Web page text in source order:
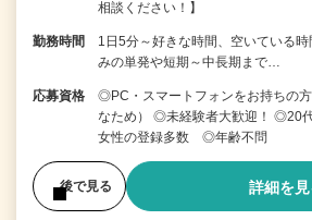
相談ください！】
勤務時間
1日5分～好きな時間、空いている
みの単発や短期～中長期まで…
応募資格
◎PC・スマートフォンをお持ちの
なため） ◎未経験者大歓迎！ ◎20
女性の登録多数 ◎年齢不問
後で見る 詳細を見